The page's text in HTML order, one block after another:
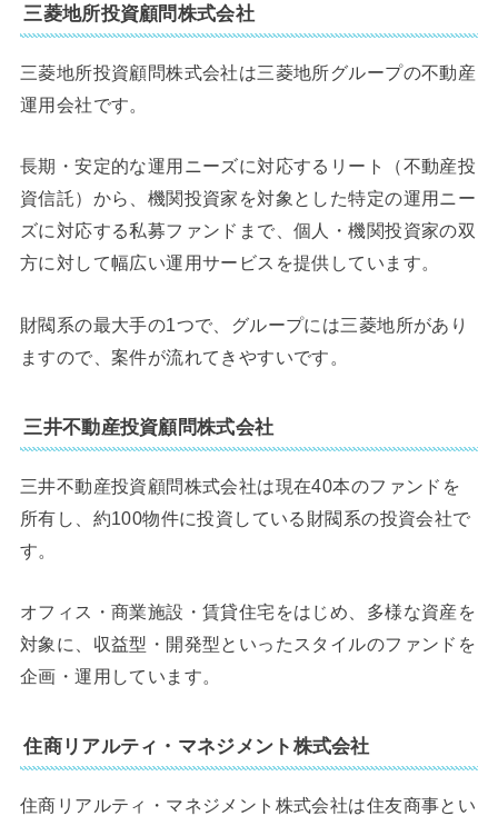
三菱地所投資顧問株式会社
三菱地所投資顧問株式会社は三菱地所グループの不動産
運用会社です。
長期・安定的な運用ニーズに対応するリート（不動産投
資信託）から、機関投資家を対象とした特定の運用ニー
ズに対応する私募ファンドまで、個人・機関投資家の双
方に対して幅広い運用サービスを提供しています。
財閥系の最大手の1つで、グループには三菱地所があり
ますので、案件が流れてきやすいです。
三井不動産投資顧問株式会社
三井不動産投資顧問株式会社は現在40本のファンドを
所有し、約100物件に投資している財閥系の投資会社で
す。
オフィス・商業施設・賃貸住宅をはじめ、多様な資産を
対象に、収益型・開発型といったスタイルのファンドを
企画・運用しています。
住商リアルティ・マネジメント株式会社
住商リアルティ・マネジメント株式会社は住友商事とい